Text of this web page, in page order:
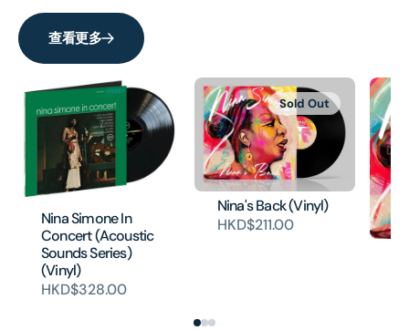
查看更多
Nina Simone In
Concert (Acoustic
Sounds Series)
(Vinyl)
HKD$328.00
Nina's Back (Vinyl)
HKD$211.00
Sold Out